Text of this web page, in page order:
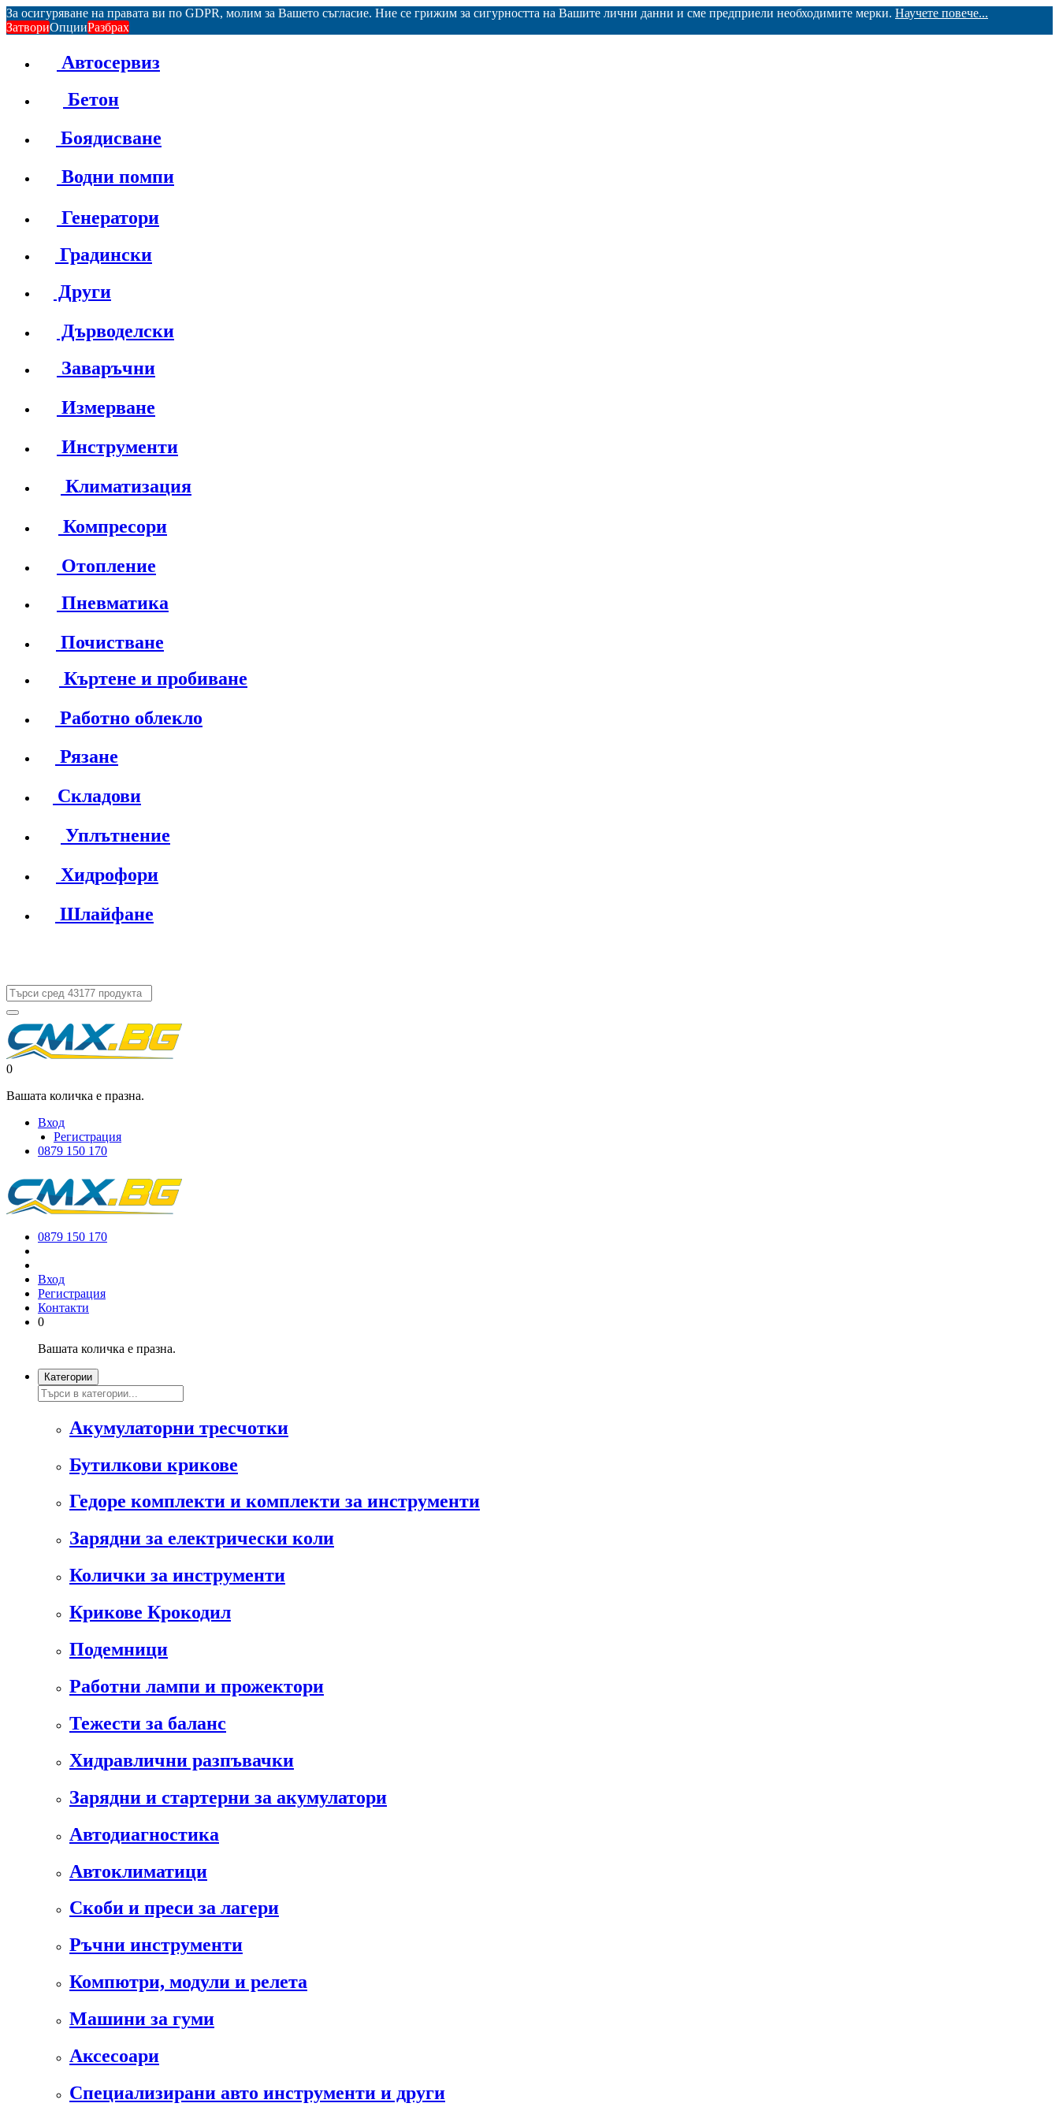
За осигуряване на правата ви по GDPR, молим за Вашето съгласие. Ние се грижим за сигурността на Вашите лични данни и сме предприели необходимите мерки. Научете повече...
ЗатвориОпцииРазбрах
Автосервиз
Бетон
Боядисване
Водни помпи
Генератори
Градински
Други
Дърводелски
Заваръчни
Измерване
Инструменти
Климатизация
Компресори
Отопление
Пневматика
Почистване
Къртене и пробиване
Работно облекло
Рязане
Складови
Уплътнение
Хидрофори
Шлайфане
0
Вашата количка е празна.
Вход
Регистрация
0879 150 170
0879 150 170
Вход
Регистрация
Контакти
0
Вашата количка е празна.
Категории
Акумулаторни тресчотки
Бутилкови крикове
Гедоре комплекти и комплекти за инструменти
Зарядни за електрически коли
Колички за инструменти
Крикове Крокодил
Подемници
Работни лампи и прожектори
Тежести за баланс
Хидравлични разпъвачки
Зарядни и стартерни за акумулатори
Автодиагностика
Автоклиматици
Скоби и преси за лагери
Ръчни инструменти
Компютри, модули и релета
Машини за гуми
Аксесоари
Специализирани авто инструменти и други